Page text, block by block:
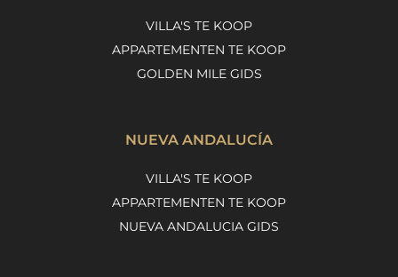
VILLA'S TE KOOP
APPARTEMENTEN TE KOOP
GOLDEN MILE GIDS
NUEVA ANDALUCÍA
VILLA'S TE KOOP
APPARTEMENTEN TE KOOP
NUEVA ANDALUCIA GIDS